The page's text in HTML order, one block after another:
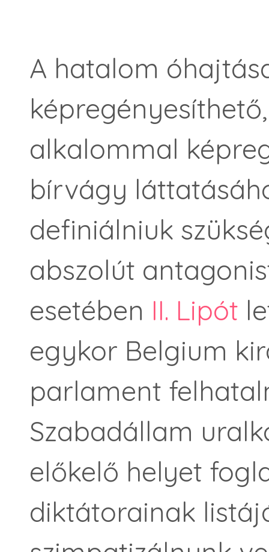
A hatalom
alkalommal
bírvágy
definiálniuk
abszolút
esetében II. Lipót
egykor Belgium
parlament
Szabadállam
előkelő helyet
diktátorainak